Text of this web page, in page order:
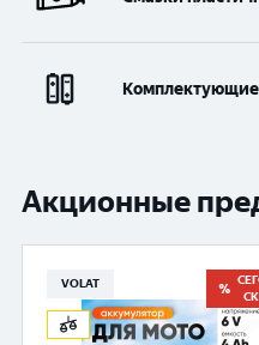
Комплектующие
Акционные
VOLAT